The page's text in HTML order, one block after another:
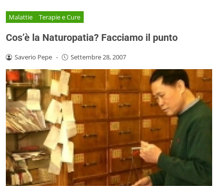
Malattie Terapie e Cure
Cos’è la Naturopatia? Facciamo il punto
Saverio Pepe - Settembre 28, 2007